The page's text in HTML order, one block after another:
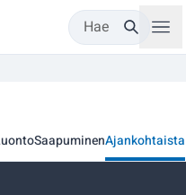
Hae
SaapuminenAjankohtaista